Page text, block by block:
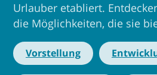
Urlauber etabliert.
die Möglichkeiten, die sie
Vorstellung